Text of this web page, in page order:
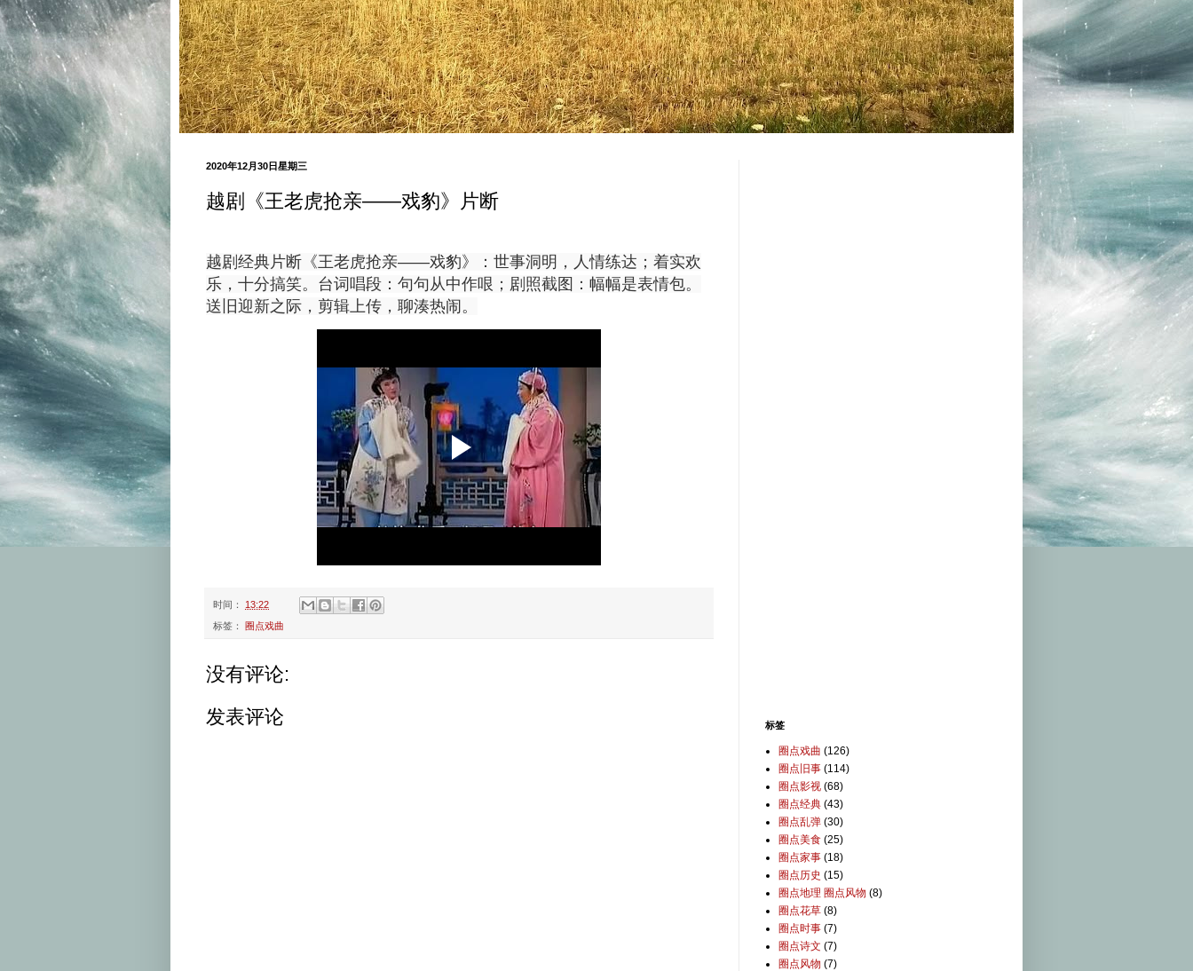
2020年12月30日星期三
越剧《王老虎抢亲——戏豹》片断
越剧经典片断《王老虎抢亲——戏豹》：世事洞明，人情练达；着实欢
乐，十分搞笑。台词唱段：句句从中作哏；剧照截图：幅幅是表情包。
送旧迎新之际，剪辑上传，聊湊热闹。
时间： 13:22
标签： 圈点戏曲
没有评论:
发表评论
标签
圈点戏曲 (126)
圈点旧事 (114)
圈点影视 (68)
圈点经典 (43)
圈点乱弹 (30)
圈点美食 (25)
圈点家事 (18)
圈点历史 (15)
圈点地理 圈点风物 (8)
圈点花草 (8)
圈点时事 (7)
圈点诗文 (7)
圈点风物 (7)